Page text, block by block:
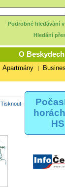
Podrobné hledávání
Hledání
O Beskydech
Apartmány |
Tisknout
HS